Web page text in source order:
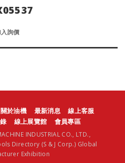
詢價
關於油機 最新消息
線上客服
線上展覽館 會員專區
INDUSTRIAL CO., LTD.,
Directory (S & J Corp.) Global
Exhibition